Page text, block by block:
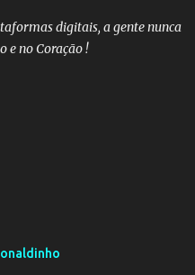
digitais, a gente nunca
e no Coração !